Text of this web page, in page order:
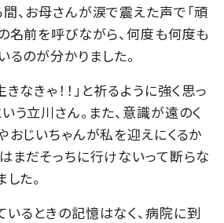
、お母さんが涙で震えた声で「頑
名前を呼びながら、何度も何度も
るのが分かりました。
なきゃ！！」と祈るように強く思っ
う立川さん。また、意識が遠のく
おじいちゃんが私を迎えにくるか
まだそっちに行けないって断らな
た。
るときの記憶はなく、病院に到